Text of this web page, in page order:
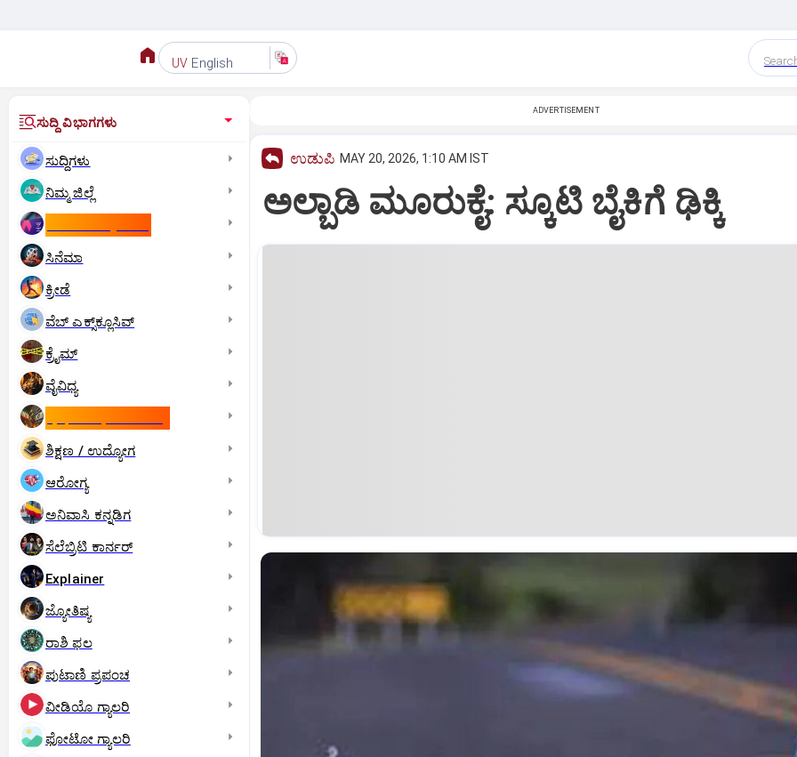
UV English
ಸುದ್ದಿ ವಿಭಾಗಗಳು
ಸುದ್ದಿಗಳು
ನಿಮ್ಮ ಜಿಲ್ಲೆ
ಸಿನೆಮಾ
ಕ್ರೀಡೆ
ವೆಬ್ ಎಕ್ಸ್‌ಕ್ಲೂಸಿವ್
ಕ್ರೈಮ್
ವೈವಿಧ್ಯ
ಶಿಕ್ಷಣ / ಉದ್ಯೋಗ
ಆರೋಗ್ಯ
ಅನಿವಾಸಿ ಕನ್ನಡಿಗ
ಸೆಲೆಬ್ರಿಟಿ ಕಾರ್ನರ್‌
Explainer
ಜ್ಯೋತಿಷ್ಯ
ರಾಶಿ ಫಲ
ಪುಟಾಣಿ ಪ್ರಪಂಚ
ವೀಡಿಯೊ ಗ್ಯಾಲರಿ
ಫೋಟೋ ಗ್ಯಾಲರಿ
ADVERTISEMENT
ಉಡುಪಿ MAY 20, 2026, 1:10 AM IST
ಅಲ್ಬಾಡಿ ಮೂರುಕೈ: ಸ್ಕೂಟಿ ಬೈಕಿಗೆ ಢಿಕ್ಕಿ